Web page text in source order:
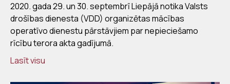
2020. gada 29. un 30. septembrī Liepājā notika Valsts
drošības dienesta (VDD) organizētas mācības
operatīvo dienestu pārstāvjiem par nepieciešamo
rīcību terora akta gadījumā.
Lasīt visu